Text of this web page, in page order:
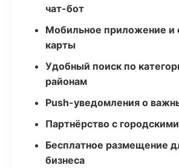
чат-бот
Мобильное приложение и
карты
Удобный поиск по
районам
Push-уведомления о
Партнёрство с
Бесплатное размещение
бизнеса